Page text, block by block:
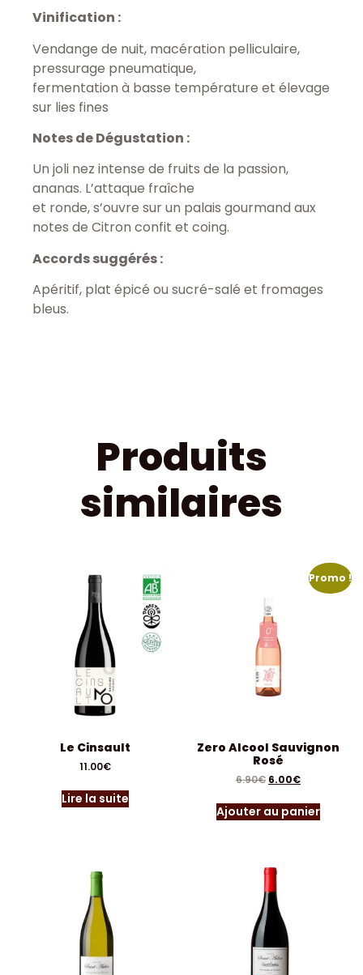
Vinification :
Vendange de nuit, macération pelliculaire,
pressurage pneumatique,
fermentation à basse température et élevage
sur lies fines
Notes de Dégustation :
Un joli nez intense de fruits de la passion,
ananas. L’attaque fraîche
et ronde, s’ouvre sur un palais gourmand aux
notes de Citron confit et coing.
Accords suggérés:
Apéritif, plat épicé ou sucré-salé et fromages
bleus.
Produits
similaires
Le Cinsault
11.00€
Lire la suite
Promo !
Zero Alcool Sauvignon
Rosé
6.90€ 6.00€
Ajouter au panier